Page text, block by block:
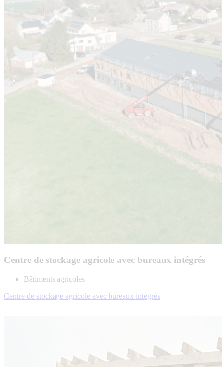
Centre de stockage agricole avec bureaux intégrés
Bâtiments agricoles
Centre de stockage agricole avec bureaux intégrés